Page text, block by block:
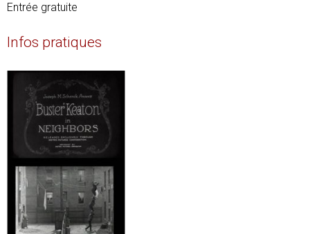
Entrée gratuite
Infos pratiques